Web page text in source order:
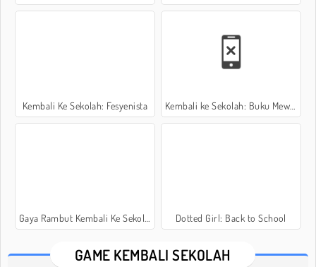
Kembali Ke Sekolah: Fesyenista Kembali ke Sekolah: Buku Mewarnai
Gaya Rambut Kembali Ke Sekolah Keren Dotted Girl: Back to School
GAME KEMBALI SEKOLAH